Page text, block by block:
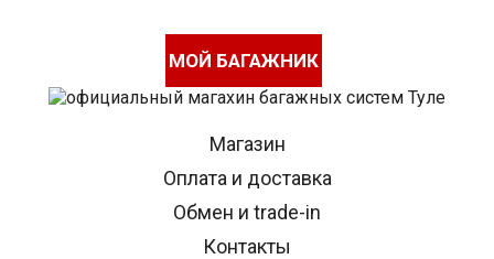
МОЙ БАГАЖНИК
Магазин
Оплата и доставка
Обмен и trade-in
Контакты